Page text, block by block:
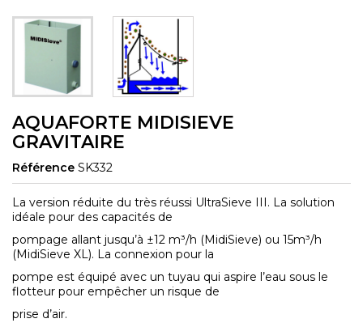
AQUAFORTE MIDISIEVE
GRAVITAIRE
Référence SK332
La version réduite du très réussi UltraSieve III. La solution
idéale pour des capacités de
pompage allant jusqu’à ±12 m³/h (MidiSieve) ou 15m³/h
(MidiSieve XL). La connexion pour la
pompe est équipé avec un tuyau qui aspire l’eau sous le
flotteur pour empêcher un risque de
prise d’air.